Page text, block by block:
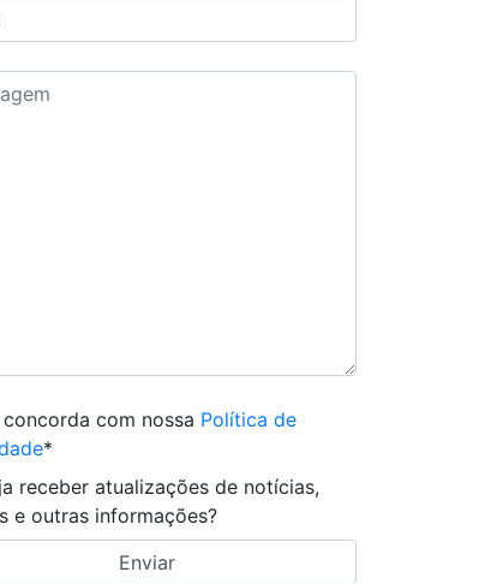
com nossa Política de
*
receber atualizações de notícias,
e outras informações?